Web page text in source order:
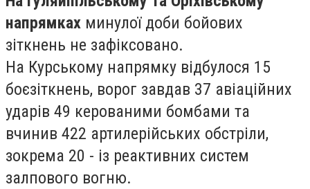
напрямках минулої доби бойових
зіткнень не зафіксовано.
На Курському напрямку відбулося 15
боєзіткнень, ворог завдав 37 авіаційних
ударів 49 керованими бомбами та
вчинив 422 артилерійських обстріли,
зокрема 20 - із реактивних систем
залпового вогню.